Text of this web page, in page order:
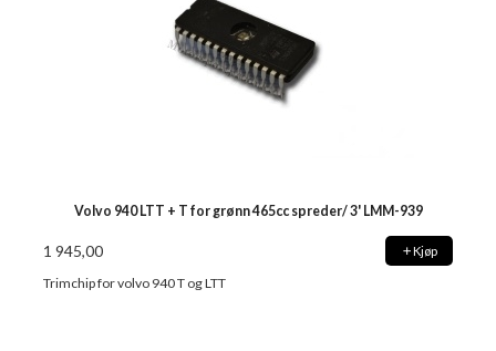
Volvo 940 LTT + T for grønn 465cc spreder/ 3' LMM-939
1 945,00 Kjøp
Trimchip for volvo 940 T og LTT